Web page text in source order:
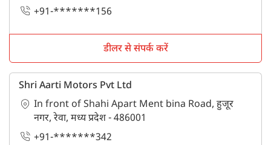
+91-*******156
डीलर से संपर्क करें
Shri Aarti Motors Pvt Ltd
In front of Shahi Apart Ment bina Road, हुजूर
नगर, रेवा, मध्य प्रदेश - 486001
+91-*******342